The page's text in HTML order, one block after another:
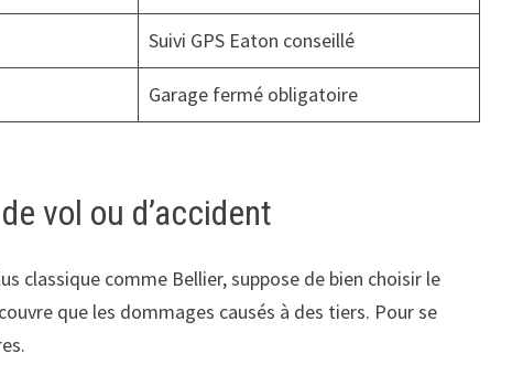
Suivi GPS Eaton conseillé
Garage fermé obligatoire
vol ou d’accident
classique comme Bellier, suppose de bien choisir le
que les dommages causés à des tiers. Pour se